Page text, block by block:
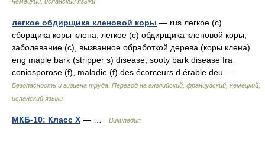
легкое обдирщика кленовой коры — rus легкое (с)
сборщика коры клена, легкое (с) обдирщика кленовой коры;
заболевание (с), вызванное обработкой дерева (коры клена)
eng maple bark (stripper s) disease, sooty bark disease fra
coniosporose (f), maladie (f) des écorceurs d érable deu …
Безопасность и гигиена труда. Перевод на английский, французский, немецкий,
испанский языки
МКБ-10: Класс X — … Википедия